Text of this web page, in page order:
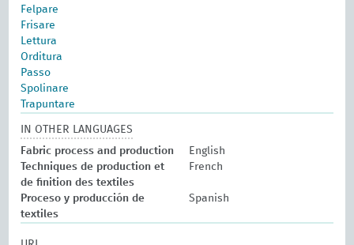
Felpare
Frisare
Lettura
Orditura
Passo
Spolinare
Trapuntare
IN OTHER LANGUAGES
Fabric process and production
English
Techniques de production et
de finition des textiles
French
Proceso y producción de
textiles
Spanish